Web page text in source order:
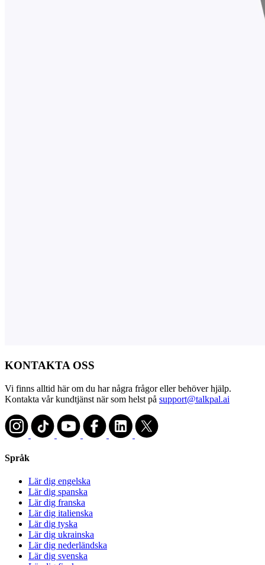
KONTAKTA OSS
Vi finns alltid här om du har några frågor eller behöver hjälp.
Kontakta vår kundtjänst när som helst på support@talkpal.ai
Språk
Lär dig engelska
Lär dig spanska
Lär dig franska
Lär dig italienska
Lär dig tyska
Lär dig ukrainska
Lär dig nederländska
Lär dig svenska